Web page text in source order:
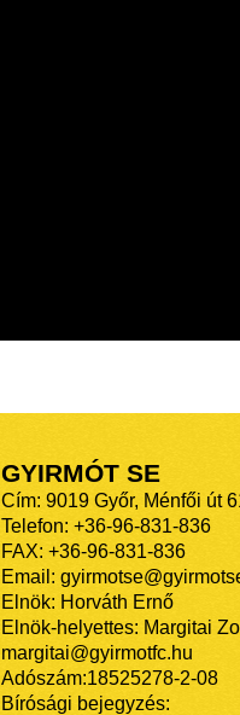
GYIRMÓT SE
Cím: 9019 Győr, Ménfői út
Telefon: +36-96-831-836
FAX: +36-96-831-836
Email:
Elnök: Horváth Ernő
Elnök-helyettes: Margitai
margitai@gyirmotfc.hu
Adószám:18525278-2-08
Bírósági bejegyzés: